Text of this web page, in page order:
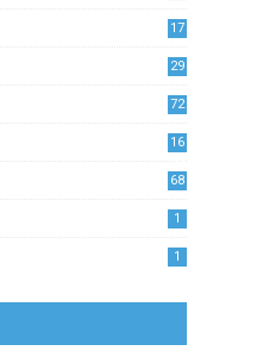
17
29
72
16
68
1
1